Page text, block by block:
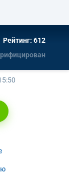
Рейтинг: 612